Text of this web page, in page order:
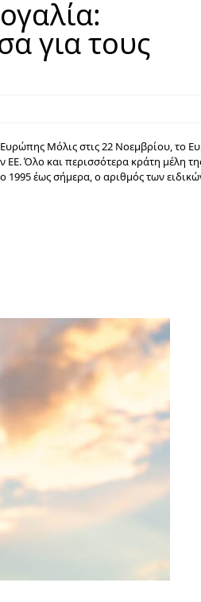
για τους
Μόλις στις 22 Νοεμβρίου, το
Όλο και περισσότερα κράτη μέλη
1995 έως σήμερα, ο αριθμός των